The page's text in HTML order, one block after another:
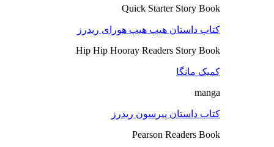
Quick Starter Story Book
کتاب داستان هیپ هیپ هورای ریدرز
Hip Hip Hooray Readers Story Book
کمیک مانگا
manga
کتاب داستان پیرسون ریدرز
Pearson Readers Book